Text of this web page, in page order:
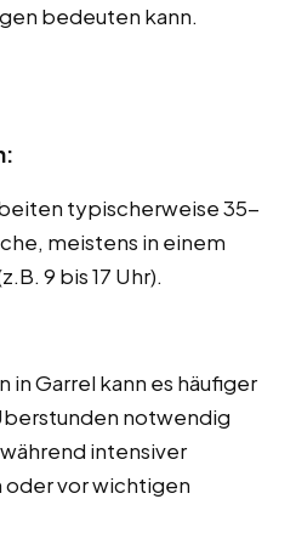
bedeuten kann.
typischerweise 35-
meistens in einem
9 bis 17 Uhr).
Garrel kann es häufiger
notwendig
intensiver
oder vor wichtigen